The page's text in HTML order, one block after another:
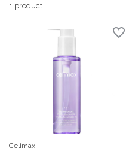
1 product
Celimax